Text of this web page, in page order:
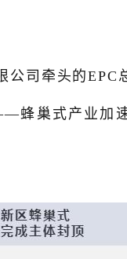
公司牵头的
蜂巢式产业加